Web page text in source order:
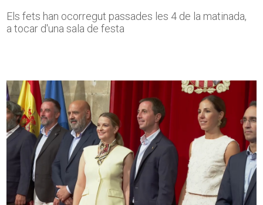
Els fets han ocorregut passades les 4 de la matinada,
a tocar d'una sala de festa